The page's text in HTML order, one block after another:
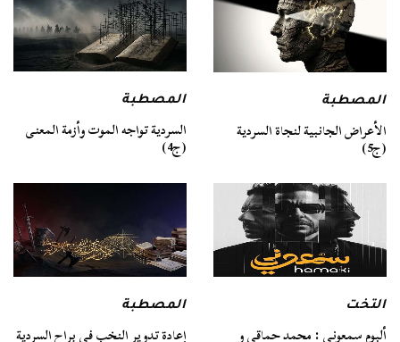
المصطبة
الأعراض الجانبية لنجاة السردية
(ج5)
المصطبة
السردية تواجه الموت وأزمة المعنى
(ج4)
التخت
ألبوم سمعوني : محمد حماقي و
المصطبة
إعادة تدوير النخب في براح السردية